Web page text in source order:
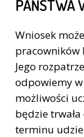
PAŃSTWA
Wniosek
pracowników
Jego
odpowiemy w
możliwości
będzie
terminu